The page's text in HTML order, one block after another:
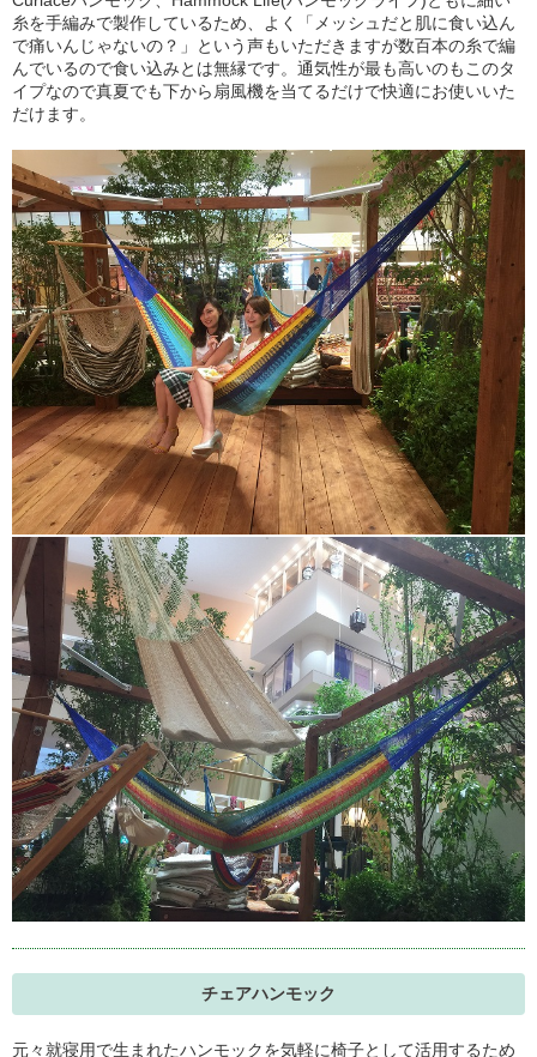
糸を手編みで製作しているため、よく「メッシュだと肌に食い込ん
で痛いんじゃないの？」という声もいただきますが数百本の糸で編
んでいるので食い込みとは無縁です。通気性が最も高いのもこのタ
イプなので真夏でも下から扇風機を当てるだけで快適にお使いいた
だけます。
チェアハンモック
元々就寝用で生まれたハンモックを気軽に椅子として活用するため